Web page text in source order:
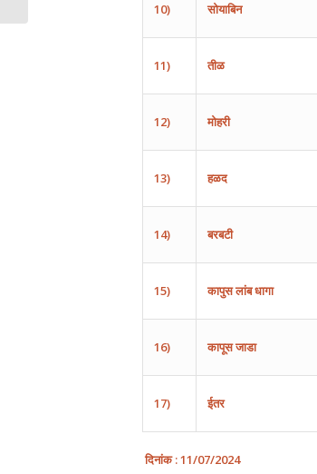
10) सोयाबिन
11) तीळ
12) मोहरी
13) हळद
14) बरबटी
15) कापुसलांबधागा
16) कापूसजाडा
17) ईतर
दिनांक : 11/07/2024